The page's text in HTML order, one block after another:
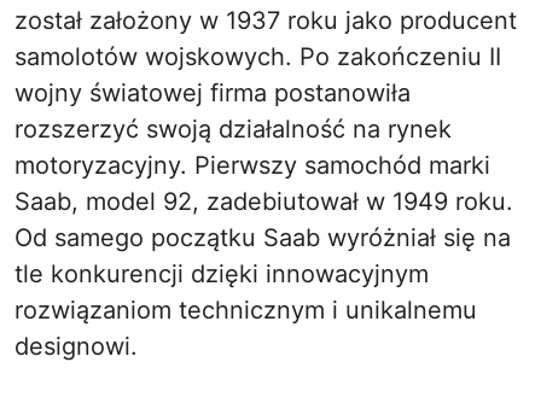
został założony w 1937 roku jako producent
samolotów wojskowych. Po zakończeniu II
wojny światowej firma postanowiła
rozszerzyć swoją działalność na rynek
motoryzacyjny. Pierwszy samochód marki
Saab, model 92, zadebiutował w 1949 roku.
Od samego początku Saab wyróżniał się na
tle konkurencji dzięki innowacyjnym
rozwiązaniom technicznym i unikalnemu
designowi.